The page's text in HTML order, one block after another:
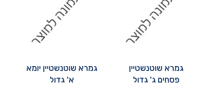
גמרא שוטנשטיין
פסחים ג' גדול
גמרא שוטנשטיין יומא
א' גדול